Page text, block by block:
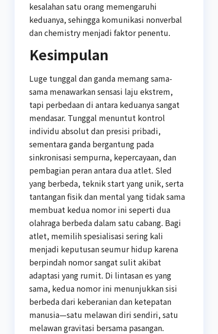
kesalahan satu orang memengaruhi
keduanya, sehingga komunikasi nonverbal
dan chemistry menjadi faktor penentu.
Kesimpulan
Luge tunggal dan ganda memang sama-
sama menawarkan sensasi laju ekstrem,
tapi perbedaan di antara keduanya sangat
mendasar. Tunggal menuntut kontrol
individu absolut dan presisi pribadi,
sementara ganda bergantung pada
sinkronisasi sempurna, kepercayaan, dan
pembagian peran antara dua atlet. Sled
yang berbeda, teknik start yang unik, serta
tantangan fisik dan mental yang tidak sama
membuat kedua nomor ini seperti dua
olahraga berbeda dalam satu cabang. Bagi
atlet, memilih spesialisasi sering kali
menjadi keputusan seumur hidup karena
berpindah nomor sangat sulit akibat
adaptasi yang rumit. Di lintasan es yang
sama, kedua nomor ini menunjukkan sisi
berbeda dari keberanian dan ketepatan
manusia—satu melawan diri sendiri, satu
melawan gravitasi bersama pasangan.